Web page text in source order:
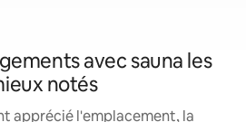
avec sauna les
notés
apprécié l'emplacement, la